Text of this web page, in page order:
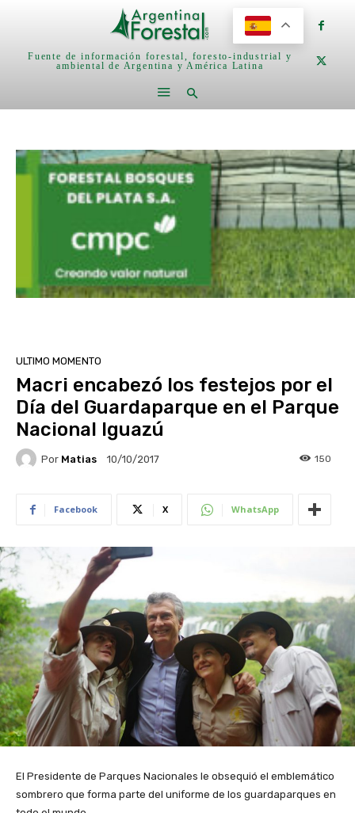
Fuente de información forestal, foresto-industrial y
ambiental de Argentina y América Latina
ULTIMO MOMENTO
Macri encabezó los festejos por el
Día del Guardaparque en el Parque
Nacional Iguazú
Por Matias 10/10/2017 150
Facebook X WhatsApp
El Presidente de Parques Nacionales le obsequió el emblemático
sombrero que forma parte del uniforme de los guardaparques en